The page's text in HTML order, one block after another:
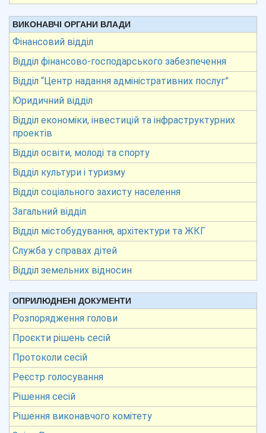
ВИКОНАВЧІ ОРГАНИ ВЛАДИ
Фінансовий відділ
Відділ фінансово-господарського забезпечення
Відділ “Центр надання адміністративних послуг”
Юридичний відділ
Відділ економіки, інвестицій та інфраструктурних
проектів
Відділ освіти, молоді та спорту
Відділ культури і туризму
Відділ соціального захисту населення
Загальний відділ
Відділ містобудування, архітектури та ЖКГ
Служба у справах дітей
Відділ земельних відносин
ОПРИЛЮДНЕНІ ДОКУМЕНТИ
Розпорядження голови
Проєкти рішень сесій
Протоколи сесій
Реєстр голосування
Рішення сесій
Рішення виконавчого комітету